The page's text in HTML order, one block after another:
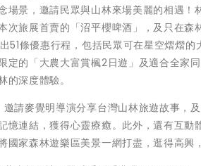
景，邀請民眾與山林來場美麗的相遇！
旅展首賣的「沼平櫻啤酒」，及只在森
條優惠行程，包括民眾可在星空熠熠
的「大農大富賞楓2日遊」及適合全家
深度體驗。
請麥覺明導演分享台灣山林旅遊故事，
憶連結，獲得心靈療癒。此外，還有互
家森林遊樂區美景一網打盡，逛得高興